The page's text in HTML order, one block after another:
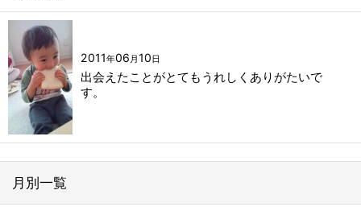
2011年06 月10日
出会えたことがとてもうれしくありがたいで
す。
月別一覧